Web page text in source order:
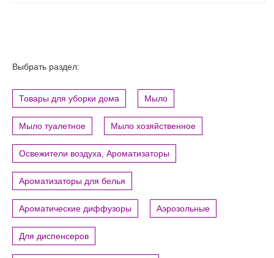
Выбрать раздел:
Товары для уборки дома Мыло
Мыло туалетное Мыло хозяйственное
Освежители воздуха, Ароматизаторы
Ароматизаторы для белья
Ароматические диффузоры Аэрозольные
Для диспенсеров